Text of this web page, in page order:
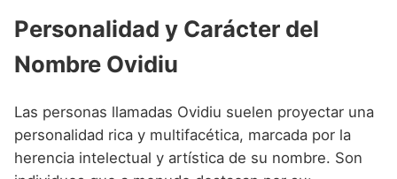
Personalidad y Carácter del
Nombre Ovidiu
Las personas llamadas Ovidiu suelen proyectar una
personalidad rica y multifacética, marcada por la
herencia intelectual y artística de su nombre. Son